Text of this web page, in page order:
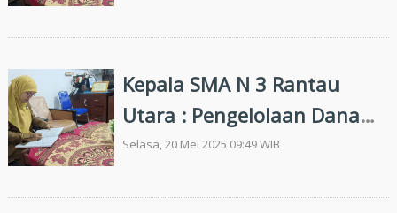
Kepala SMA N 3 Rantau
Utara : Pengelolaan Dana
BOS Harus Sesuai Dengan
Selasa, 20 Mei 2025 09:49 WIB